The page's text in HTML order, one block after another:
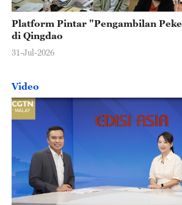
Platform Pintar "Pengambilan
di Qingdao
31-Jul-2026
Video